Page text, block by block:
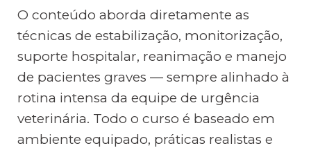
O conteúdo aborda diretamente as
técnicas de estabilização, monitorização,
suporte hospitalar, reanimação e manejo
de pacientes graves — sempre alinhado à
rotina intensa da equipe de urgência
veterinária. Todo o curso é baseado em
ambiente equipado, práticas realistas e